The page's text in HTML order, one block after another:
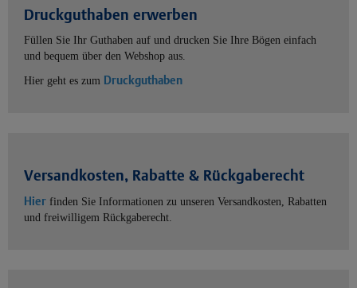
Druckguthaben erwerben
Füllen Sie Ihr Guthaben auf und drucken Sie Ihre Bögen einfach
und bequem über den Webshop aus.
Hier geht es zum Druckguthaben
Versandkosten, Rabatte & Rückgaberecht
Hier finden Sie Informationen zu unseren Versandkosten, Rabatten
und freiwilligem Rückgaberecht.